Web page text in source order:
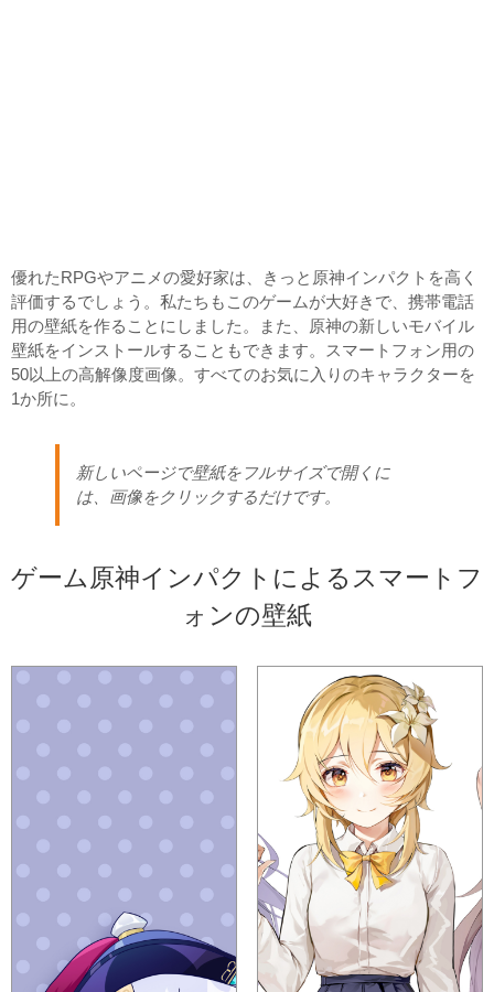
優れたRPGやアニメの愛好家は、きっと原神インパクトを高く
評価するでしょう。私たちもこのゲームが大好きで、携帯電話
用の壁紙を作ることにしました。また、原神の新しいモバイル
壁紙をインストールすることもできます。スマートフォン用の
50以上の高解像度画像。すべてのお気に入りのキャラクターを
1か所に。
新しいページで壁紙をフルサイズで開くに
は、画像をクリックするだけです。
ゲーム原神インパクトによるスマートフ
ォンの壁紙